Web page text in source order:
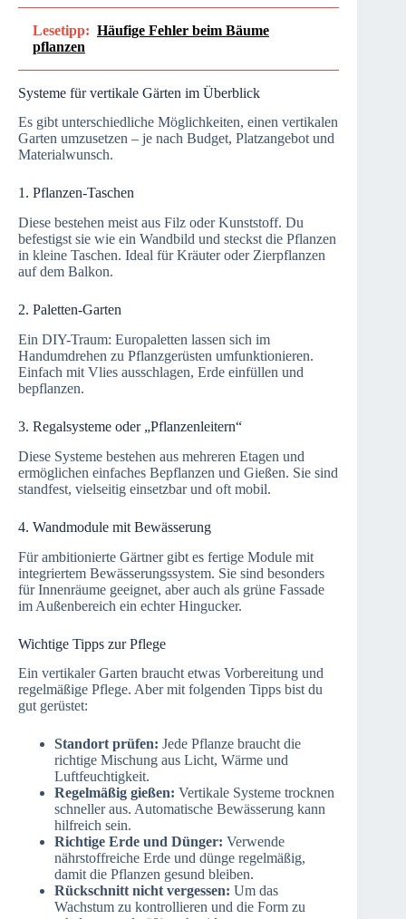
Lesetipp: Häufige Fehler beim Bäume
pflanzen
Systeme für vertikale Gärten im Überblick
Es gibt unterschiedliche Möglichkeiten, einen vertikalen
Garten umzusetzen – je nach Budget, Platzangebot und
Materialwunsch.
1. Pflanzen-Taschen
Diese bestehen meist aus Filz oder Kunststoff. Du
befestigst sie wie ein Wandbild und steckst die Pflanzen
in kleine Taschen. Ideal für Kräuter oder Zierpflanzen
auf dem Balkon.
2. Paletten-Garten
Ein DIY-Traum: Europaletten lassen sich im
Handumdrehen zu Pflanzgerüsten umfunktionieren.
Einfach mit Vlies ausschlagen, Erde einfüllen und
bepflanzen.
3. Regalsysteme oder „Pflanzenleitern“
Diese Systeme bestehen aus mehreren Etagen und
ermöglichen einfaches Bepflanzen und Gießen. Sie sind
standfest, vielseitig einsetzbar und oft mobil.
4. Wandmodule mit Bewässerung
Für ambitionierte Gärtner gibt es fertige Module mit
integriertem Bewässerungssystem. Sie sind besonders
für Innenräume geeignet, aber auch als grüne Fassade
im Außenbereich ein echter Hingucker.
Wichtige Tipps zur Pflege
Ein vertikaler Garten braucht etwas Vorbereitung und
regelmäßige Pflege. Aber mit folgenden Tipps bist du
gut gerüstet:
Standort prüfen: Jede Pflanze braucht die
richtige Mischung aus Licht, Wärme und
Luftfeuchtigkeit.
Regelmäßig gießen: Vertikale Systeme trocknen
schneller aus. Automatische Bewässerung kann
hilfreich sein.
Richtige Erde und Dünger: Verwende
nährstoffreiche Erde und dünge regelmäßig,
damit die Pflanzen gesund bleiben.
Rückschnitt nicht vergessen: Um das
Wachstum zu kontrollieren und die Form zu